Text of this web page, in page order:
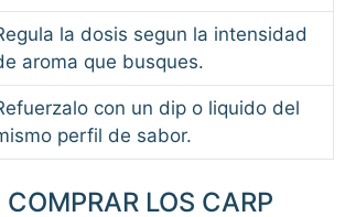
la dosis segun la intensidad
aroma que busques.
con un dip o liquido del
perfil de sabor.
COMPRAR LOS CARP